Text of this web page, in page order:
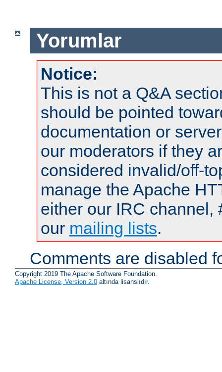
Yorumlar
Notice:
This is not a Q&A
should be pointed
documentation or
our moderators if they
considered invalid/off-
manage the Apache
either our IRC channel,
our mailing lists.
Comments are disabled
Copyright 2019 The Apache Software Foundation.
Apache License, Version 2.0 altında lisanslıdır.